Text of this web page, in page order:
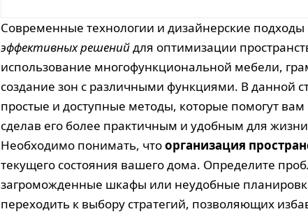
Современные технологии и дизайнерские
эффективных решенийдля оптимизации
использование многофункциональной мебели,
создание зон с различными функциями. В данной
простые и доступные методы, которые помогут
сделав его более практичным и удобным для
Необходимо понимать, чтоорганизация
текущего состояния вашего дома. Определите
загроможденные шкафы или неудобные
переходить к выбору стратегий, позволяющих